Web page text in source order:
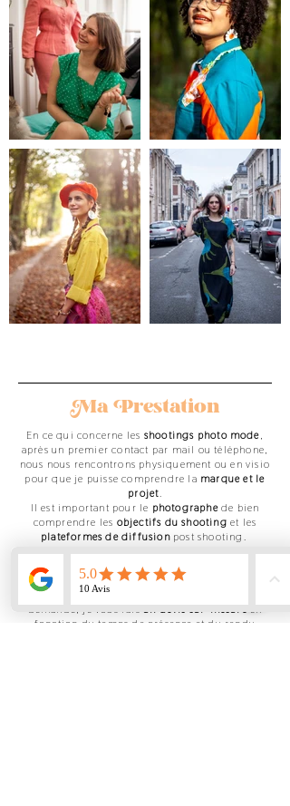
Ma Prestation
En ce qui concerne les shootings photo mode,
après un premier contact par mail ou téléphone,
nous nous rencontrons physiquement ou en visio
pour que je puisse comprendre la marque et le
projet.
Il est important pour le photographede bien
comprendre les objectifs du shooting et les
plateformes de diffusionpost shooting.
Balade, fond blanc, fond noir, boîte blanche...
Une fois que vous m'avez exprimé votre
demande, je vous faisun devis sur-mesureen
fonction du temps de présence et du rendu